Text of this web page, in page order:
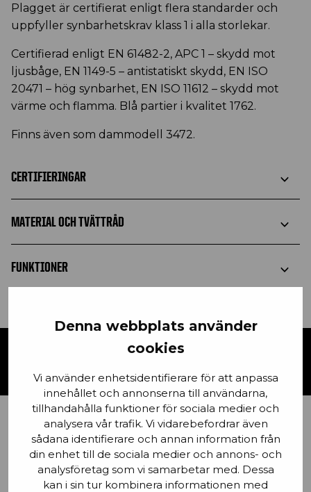
Denna webbplats använder
cookies
Vi använder enhetsidentifierare för att anpassa
innehållet och annonserna till användarna,
tillhandahålla funktioner för sociala medier och
analysera vår trafik. Vi vidarebefordrar även
sådana identifierare och annan information från
din enhet till de sociala medier och annons- och
analysföretag som vi samarbetar med. Dessa
kan i sin tur kombinera informationen med
Plagget är certifierat enligt flera standarder och
uppfyller synbarhetskrav klass 1 i alla storlekar.
Certifierad enligt EN 61482-2, APC 1 – skydd mot
ljusbåge, EN 1149-5 – antistatiskt skydd, EN ISO
20471 – hög synbarhet, EN ISO 11612 – skydd mot
värme och flamma. Blå partier i kvalitet 1762.
Finns även som dammodell 3472.
CERTIFIERINGAR
MATERIAL OCH TVÄTTRÅD
FUNKTIONER
KONTAKTA OSS
Förnamn